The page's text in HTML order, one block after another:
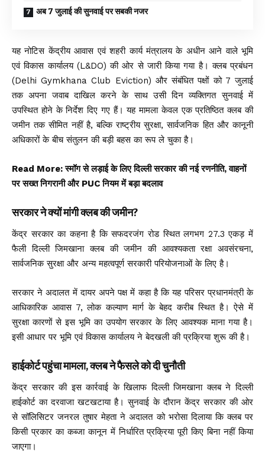
अब 7 जुलाई की सुनवाई पर सबकी नजर
यह नोटिस केंद्रीय आवास एवं शहरी कार्य मंत्रालय के अधीन आने वाले भूमि
एवं विकास कार्यालय (L&DO) की ओर से जारी किया गया है। क्लब प्रबंधन
(Delhi Gymkhana Club Eviction) और संबंधित पक्षों को 7 जुलाई
तक अपना जवाब दाखिल करने के साथ उसी दिन व्यक्तिगत सुनवाई में
उपस्थित होने के निर्देश दिए गए हैं। यह मामला केवल एक प्रतिष्ठित क्लब की
जमीन तक सीमित नहीं है, बल्कि राष्ट्रीय सुरक्षा, सार्वजनिक हित और कानूनी
अधिकारों के बीच संतुलन की बड़ी बहस का रूप ले चुका है।
Read More:स्मॉग से लड़ाई के लिए दिल्ली सरकार की नई रणनीति, वाहनों
पर सख्त निगरानी और PUC नियम में बड़ा बदलाव
सरकार ने क्यों मांगी क्लब की जमीन?
केंद्र सरकार का कहना है कि सफदरजंग रोड स्थित लगभग 27.3 एकड़ में
फैली दिल्ली जिमखाना क्लब की जमीन की आवश्यकता रक्षा अवसंरचना,
सार्वजनिक सुरक्षा और अन्य महत्वपूर्ण सरकारी परियोजनाओं के लिए है।
सरकार ने अदालत में दायर अपने पक्ष में कहा है कि यह परिसर प्रधानमंत्री के
आधिकारिक आवास 7, लोक कल्याण मार्ग के बेहद करीब स्थित है। ऐसे में
सुरक्षा कारणों से इस भूमि का उपयोग सरकार के लिए आवश्यक माना गया है।
इसी आधार पर भूमि एवं विकास कार्यालय ने बेदखली की प्रक्रिया शुरू की है।
हाईकोर्ट पहुंचा मामला, क्लब ने फैसले को दी चुनौती
केंद्र सरकार की इस कार्रवाई के खिलाफ दिल्ली जिमखाना क्लब ने दिल्ली
हाईकोर्ट का दरवाजा खटखटाया है। सुनवाई के दौरान केंद्र सरकार की ओर
से सॉलिसिटर जनरल तुषार मेहता ने अदालत को भरोसा दिलाया कि क्लब पर
किसी प्रकार का कब्जा कानून में निर्धारित प्रक्रिया पूरी किए बिना नहीं किया
जाएगा।